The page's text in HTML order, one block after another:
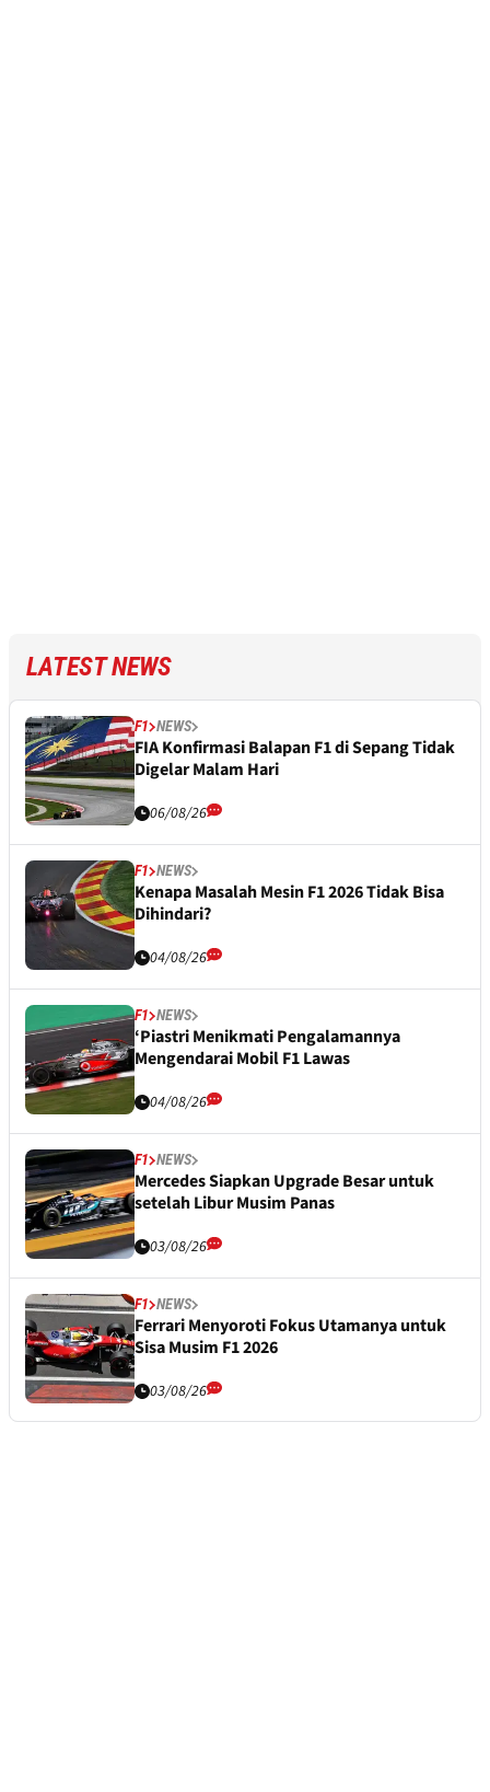
LATEST NEWS
F1 NEWS
FIA Konfirmasi Balapan F1 di Sepang Tidak
Digelar Malam Hari
06/08/26
F1 NEWS
Kenapa Masalah Mesin F1 2026 Tidak Bisa
Dihindari?
04/08/26
F1 NEWS
‘Piastri Menikmati Pengalamannya
Mengendarai Mobil F1 Lawas
04/08/26
F1 NEWS
Mercedes Siapkan Upgrade Besar untuk
setelah Libur Musim Panas
03/08/26
F1 NEWS
Ferrari Menyoroti Fokus Utamanya untuk
Sisa Musim F1 2026
03/08/26